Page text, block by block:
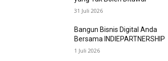
31 Juli 2026
Bangun Bisnis Digital Anda
Bersama INDIEPARTNERSHIP
1 Juli 2026